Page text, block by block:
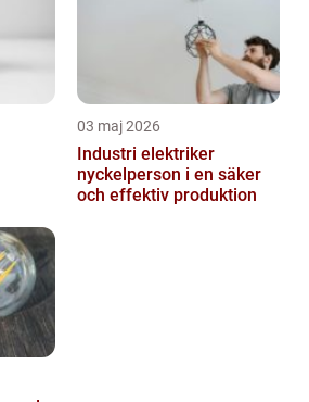
03 maj 2026
Industri elektriker
nyckelperson i en säker
och effektiv produktion